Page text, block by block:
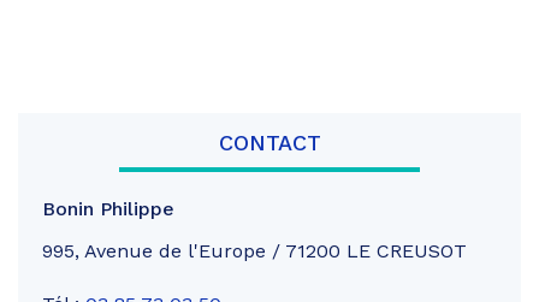
CONTACT
Bonin Philippe
995, Avenue de l'Europe / 71200 LE CREUSOT